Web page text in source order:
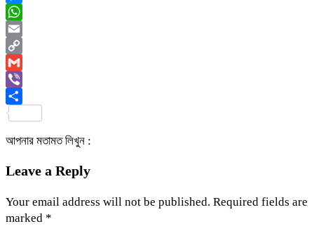
Messenger
WhatsApp
Email
Copy
Link
Gmail
Viber
আপনার মতামত লিখুন :
Leave a Reply
Your email address will not be published. Required fields are
marked *